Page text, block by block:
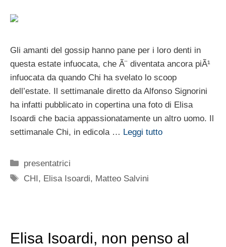
Gli amanti del gossip hanno pane per i loro denti in
questa estate infuocata, che Ã¨ diventata ancora piÃ¹
infuocata da quando Chi ha svelato lo scoop
dell’estate. Il settimanale diretto da Alfonso Signorini
ha infatti pubblicato in copertina una foto di Elisa
Isoardi che bacia appassionatamente un altro uomo. Il
settimanale Chi, in edicola … Leggi tutto
Categorie
presentatrici
Tag
CHI, Elisa Isoardi, Matteo Salvini
Elisa Isoardi, non penso al